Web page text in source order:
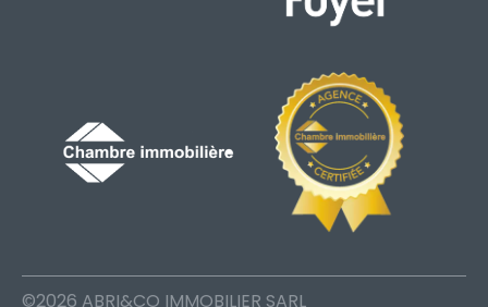
©2026 ABRI&CO IMMOBILIER SARL